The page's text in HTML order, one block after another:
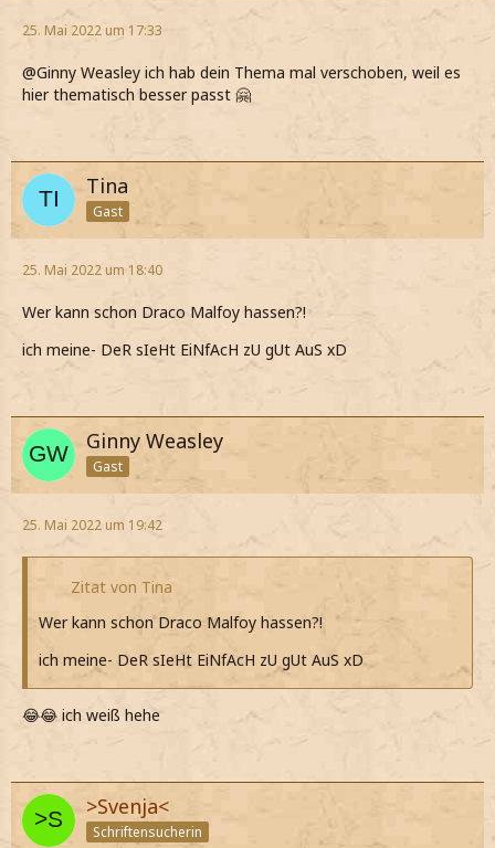
25. Mai 2022 um 17:33
@Ginny Weasley ich hab dein Thema mal verschoben, weil es
hier thematisch besser passt 🤗
Tina
Gast
25. Mai 2022 um 18:40
Wer kann schon Draco Malfoy hassen?!
ich meine- DeR sIeHt EiNfAcH zU gUt AuS xD
Ginny Weasley
Gast
25. Mai 2022 um 19:42
Zitat von Tina
Wer kann schon Draco Malfoy hassen?!
ich meine- DeR sIeHt EiNfAcH zU gUt AuS xD
😂😂 ich weiß hehe
>Svenja<
Schriftensucherin